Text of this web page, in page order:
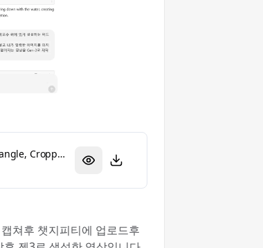
Gen-3 Alpha Turbo 1505282997, Static camera angle, Cropped - u559161515, M 5.mp4
쳐후 챗지피티에 업로드후